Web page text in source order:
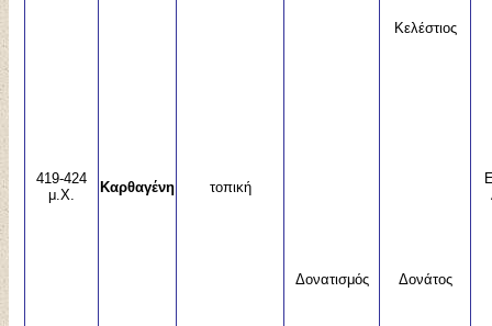
419-424
μ.Χ.
Καρθαγένη τοπική
Κελέστιος
Δονατισμός Δονάτος